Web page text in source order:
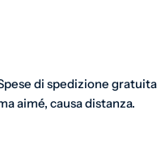
di spedizione gratuita
aimé, causa distanza.